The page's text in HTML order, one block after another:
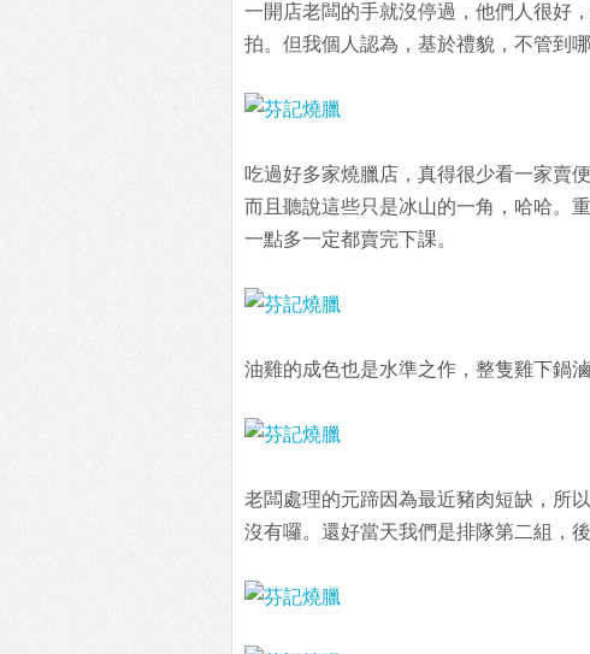
一開店老闆的手就沒停過，他們人很好
拍。但我個人認為，基於禮貌，不管到
吃過好多家燒臘店，真得很少看一家賣
而且聽說這些只是冰山的一角，哈哈。
一點多一定都賣完下課。
油雞的成色也是水準之作，整隻雞下鍋
老闆處理的元蹄因為最近豬肉短缺，所
沒有囉。還好當天我們是排隊第二組，